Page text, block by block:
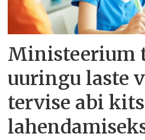
Ministeerium
uuringu laste
tervise abi